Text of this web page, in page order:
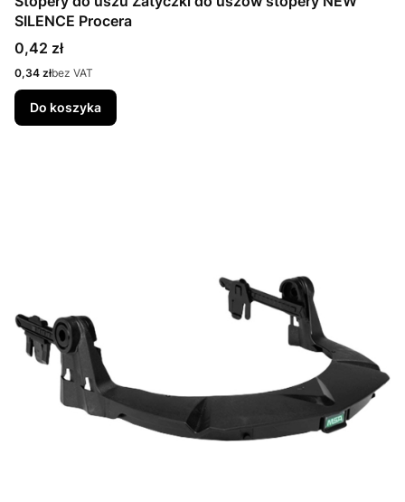
SILENCE Procera
Cena
0,42 zł
Cena
0,34 złbez VAT
Do koszyka